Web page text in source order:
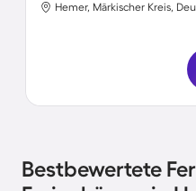
Hemer, Märkischer Kreis,
Bestbewertete